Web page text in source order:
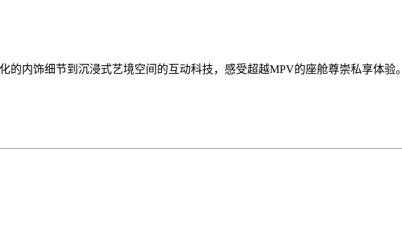
内饰细节到沉浸式艺境空间的互动科技，感受超越MPV的座舱尊崇私享体验。